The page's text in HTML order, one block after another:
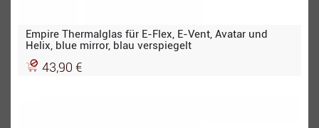
Empire Thermalglas für E-Flex, E-Vent, Avatar und
Helix, blue mirror, blau verspiegelt
43,90 €